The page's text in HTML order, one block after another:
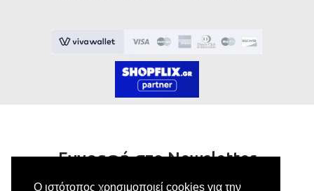
Ο ιστότοπος χρησιμοποιεί cookies για την
Εγγραφή στο Newsletter